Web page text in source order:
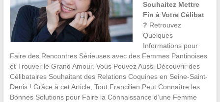
Souhaitez Mettre
Fin à Votre Célibat
? Retrouvez
Quelques
Informations pour
Faire des Rencontres Sérieuses avec des Femmes Pantinoises
et Trouver le Grand Amour. Vous Pouvez Aussi Découvrir des
Célibataires Souhaitant des Relations Coquines en Seine-Saint-
Denis ! Grâce à cet Article, Tout Francilien Peut Connaître les
Bonnes Solutions pour Faire la Connaissance d’une Femme